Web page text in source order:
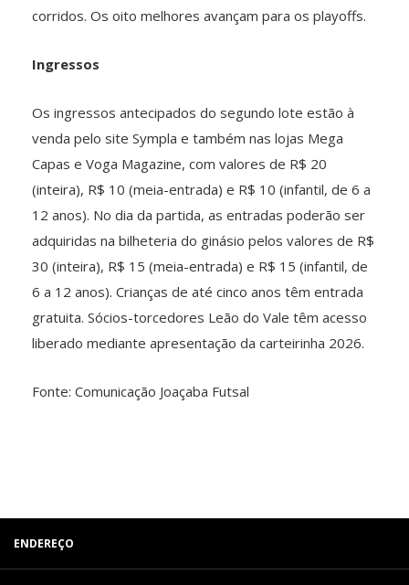
corridos. Os oito melhores avançam para os playoffs.
Ingressos
Os ingressos antecipados do segundo lote estão à
venda pelo site Sympla e também nas lojas Mega
Capas e Voga Magazine, com valores de R$ 20
(inteira), R$ 10 (meia-entrada) e R$ 10 (infantil, de 6 a
12 anos). No dia da partida, as entradas poderão ser
adquiridas na bilheteria do ginásio pelos valores de R$
30 (inteira), R$ 15 (meia-entrada) e R$ 15 (infantil, de
6 a 12 anos). Crianças de até cinco anos têm entrada
gratuita. Sócios-torcedores Leão do Vale têm acesso
liberado mediante apresentação da carteirinha 2026.
Fonte: Comunicação Joaçaba Futsal
ENDEREÇO